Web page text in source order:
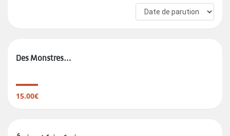
Des Monstres…
15.00€